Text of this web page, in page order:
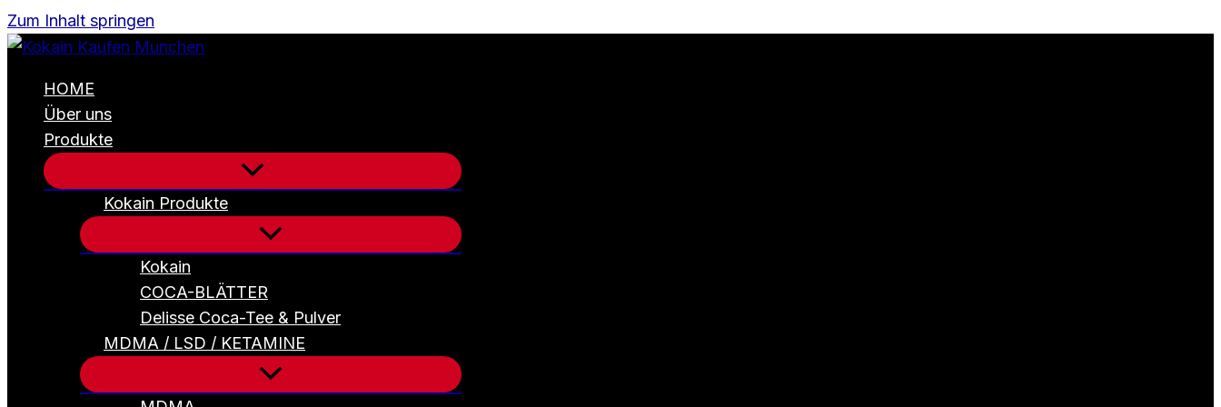
Zum Inhalt springen
HOME
Über uns
Produkte
Kokain Produkte
Kokain
COCA-BLÄTTER
Delisse Coca-Tee & Pulver
MDMA / LSD / KETAMINE